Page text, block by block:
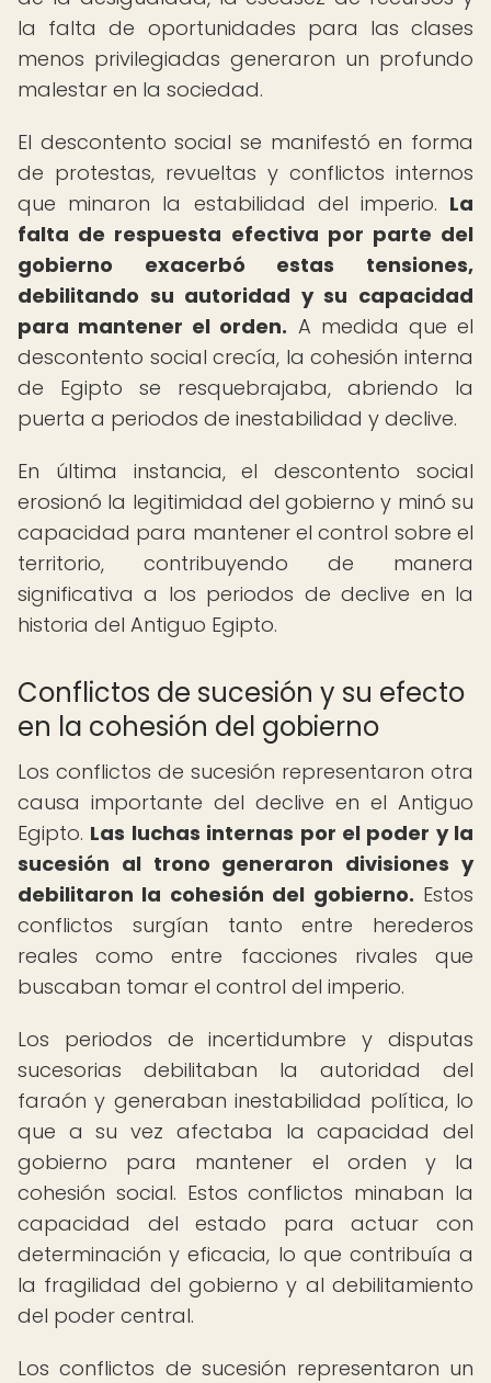
la falta de oportunidades para las clases
menos privilegiadas generaron un profundo
malestar en la sociedad.
El descontento social se manifestó en forma
de protestas, revueltas y conflictos internos
que minaron la estabilidad del imperio. La
falta de respuesta efectiva por parte del
gobierno exacerbó estas tensiones,
debilitando su autoridad y su capacidad
para mantener el orden. A medida que el
descontento social crecía, la cohesión interna
de Egipto se resquebrajaba, abriendo la
puerta a periodos de inestabilidad y declive.
En última instancia, el descontento social
erosionó la legitimidad del gobierno y minó su
capacidad para mantener el control sobre el
territorio, contribuyendo de manera
significativa a los periodos de declive en la
historia del Antiguo Egipto.
Conflictos de sucesión y su efecto
en la cohesión del gobierno
Los conflictos de sucesión representaron otra
causa importante del declive en el Antiguo
Egipto. Las luchas internas por el poder y la
sucesión al trono generaron divisiones y
debilitaron la cohesión del gobierno. Estos
conflictos surgían tanto entre herederos
reales como entre facciones rivales que
buscaban tomar el control del imperio.
Los periodos de incertidumbre y disputas
sucesorias debilitaban la autoridad del
faraón y generaban inestabilidad política, lo
que a su vez afectaba la capacidad del
gobierno para mantener el orden y la
cohesión social. Estos conflictos minaban la
capacidad del estado para actuar con
determinación y eficacia, lo que contribuía a
la fragilidad del gobierno y al debilitamiento
del poder central.
Los conflictos de sucesión representaron un